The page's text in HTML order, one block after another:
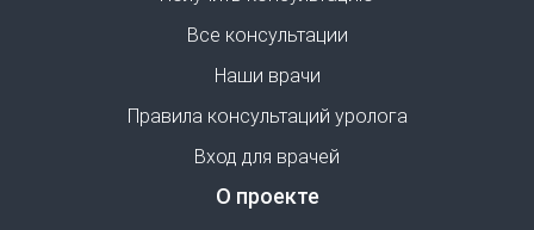
Все консультации
Наши врачи
Правила консультаций уролога
Вход для врачей
О проекте